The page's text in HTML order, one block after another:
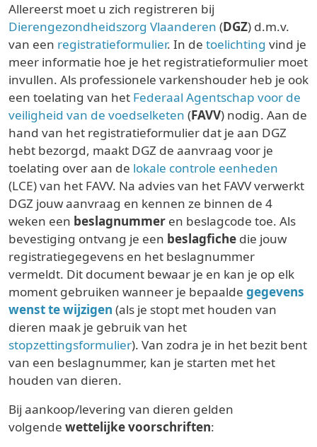
Allereerst moet u zich registreren bij
Dierengezondheidszorg Vlaanderen (DGZ) d.m.v.
van een registratieformulier. In de toelichting vind je
meer informatie hoe je het registratieformulier moet
invullen. Als professionele varkenshouder heb je ook
een toelating van het Federaal Agentschap voor de
veiligheid van de voedselketen (FAVV) nodig. Aan de
hand van het registratieformulier dat je aan DGZ
hebt bezorgd, maakt DGZ de aanvraag voor je
toelating over aan de lokale controle eenheden
(LCE) van het FAVV. Na advies van het FAVV verwerkt
DGZ jouw aanvraag en kennen ze binnen de 4
weken een beslagnummer en beslagcode toe. Als
bevestiging ontvang je een beslagfiche die jouw
registratiegegevens en het beslagnummer
vermeldt. Dit document bewaar je en kan je op elk
moment gebruiken wanneer je bepaalde gegevens
wenst te wijzigen (als je stopt met houden van
dieren maak je gebruik van het
stopzettingsformulier). Van zodra je in het bezit bent
van een beslagnummer, kan je starten met het
houden van dieren.
Bij aankoop/levering van dieren gelden
volgende wettelijke voorschriften: